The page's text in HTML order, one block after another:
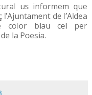
us informem que
de l’Aldea
color blau cel per
la Poesia.